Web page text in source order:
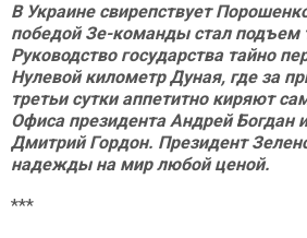
В Украине свирепствует
победой Зе-команды стал подъем
Руководство государства тайно
Нулевой километр Дуная, где за
третьи сутки аппетитно киряют
Офиса президента Андрей Богдан
Дмитрий Гордон. Президент
надежды на мир любой ценой.
***